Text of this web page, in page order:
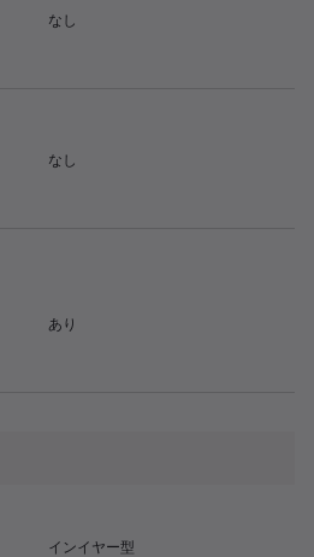
なし
なし
あり
インイヤー型